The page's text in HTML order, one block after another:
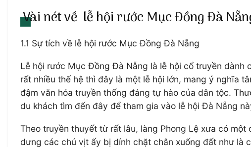
Vài nét về lễ hội rước Mục Đồng Đà
1.1 Sự tích về lễ hội rước Mục Đồng Đà Nẵng
Lễ hội rước Mục Đồng Đà Nẵng là lễ hội cổ truyền
rất nhiều thế hệ thì đây là một lễ hội lớn, mang ý nghĩa
đậm văn hóa truyền thống đáng tự hào của dân tộc.
du khách tìm đến đây để tham gia vào lễ hội Đà Nẵng
Theo truyền thuyết từ rất lâu, làng Phong Lệ xưa có
dưng các chú vịt ấy bị dính chặt chân xuống đất như là